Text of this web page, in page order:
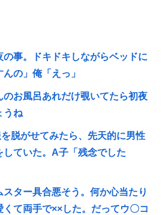
の事。ドキドキしながらベッドに
の」俺「えっ」
お風呂あれだけ覗いてたら初夜
うね
脱がせてみたら、先天的に男性
していた。A子「残念でした
スター具合悪そう。何か心当たり
て両手で××した。だってウ〇コ